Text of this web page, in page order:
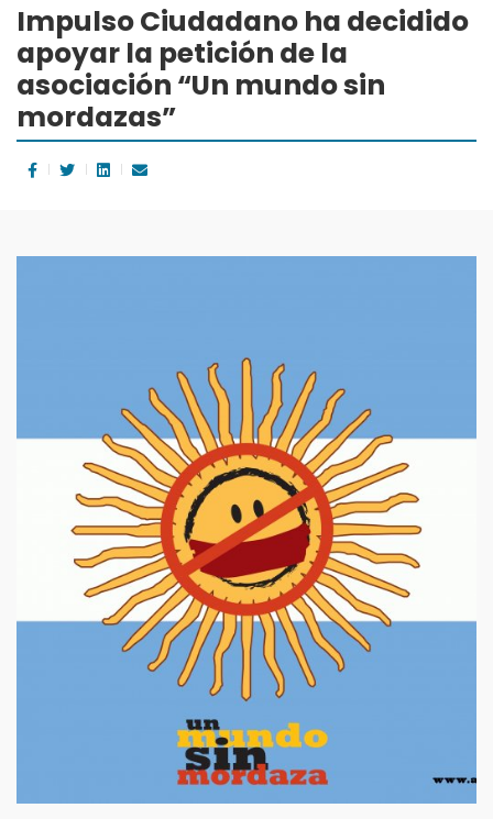
Impulso Ciudadano ha decidido
apoyar la petición de la
asociación “Un mundo sin
mordazas”